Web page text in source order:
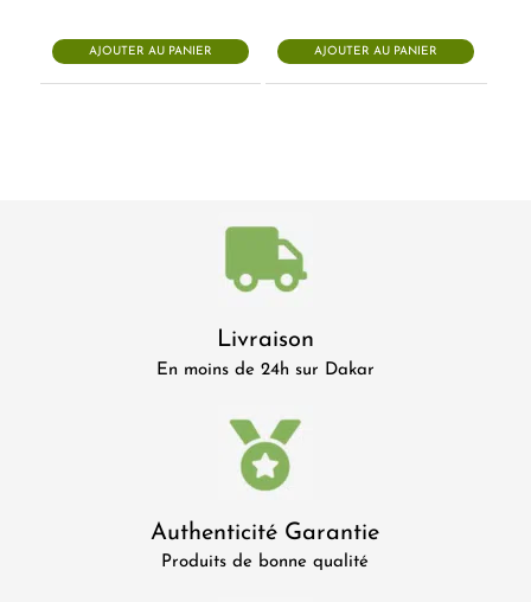
était :
16.000 CFA.
est :
15.500 CFA.
AJOUTER AU PANIER AJOUTER AU PANIER
Livraison
En moins de 24h sur Dakar
Authenticité Garantie
Produits de bonne qualité